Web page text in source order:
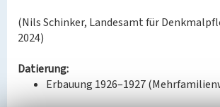
(Nils Schinker, Landesamt für
2024)
Datierung:
Erbauung 1926–1927